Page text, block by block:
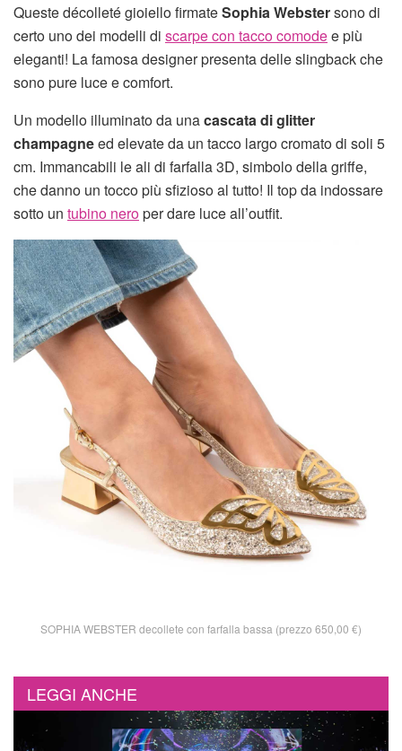
Queste décolleté gioiello firmateSophia Webstersono di
certo uno dei modelli di scarpe con tacco comodee più
eleganti! La famosa designer presenta delle slingback che
sono pure luce e comfort.
Un modello illuminato da unacascata di glitter
champagneed elevate da un tacco largo cromato di soli 5
cm. Immancabili le ali di farfalla 3D, simbolo della griffe,
che danno un tocco più sfizioso al tutto! Il top da indossare
sotto un tubino neroper dare luce all’outfit.
SOPHIA WEBSTER decollete con farfalla bassa (prezzo 650,00 €)
LEGGI ANCHE